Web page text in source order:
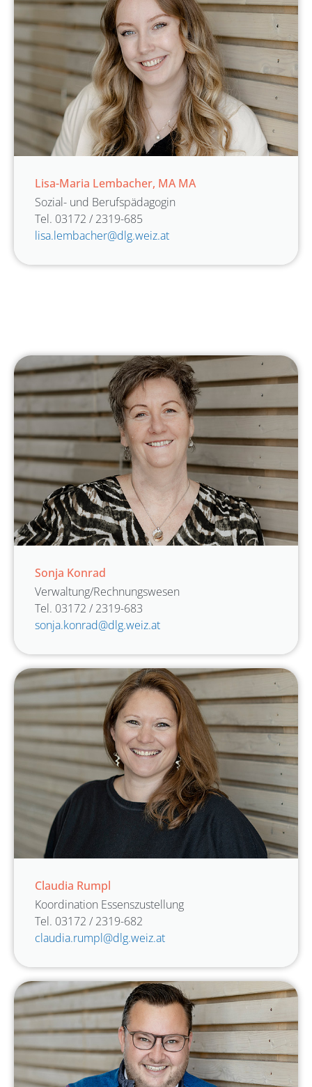
Lisa-Maria Lembacher, MA MA
Sozial- und Berufspädagogin
Tel. 03172 / 2319-685
lisa.lembacher@dlg.weiz.at
Sonja Konrad
Verwaltung/Rechnungswesen
Tel. 03172 / 2319-683
sonja.konrad@dlg.weiz.at
Claudia Rumpl
Koordination Essenszustellung
Tel. 03172 / 2319-682
claudia.rumpl@dlg.weiz.at